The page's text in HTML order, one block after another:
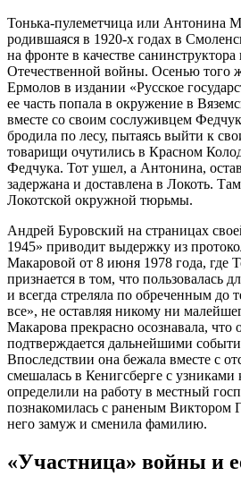
Тонька-пулеметчица или Антонина
родившаяся в 1920-х годах в
на фронте в качестве
Отечественной войны. Осенью того
Ермолов в издании «Русское
ее часть попала в окружение в
вместе со своим сослуживцем
бродила по лесу, пытаясь выйти к
товарищи очутились в Красном
Федчука. Тот ушел, а Антонина,
задержана и доставлена в Локоть.
Локотской окружной тюрьмы.
Андрей Буровский на страницах
1945» приводит выдержку из
Макаровой от 8 июня 1978 года, где
признается в том, что пользовалась
и всегда стреляла по обреченным до
все», не оставляя никому ни
Макарова прекрасно осознавала, что
подтверждается дальнейшими
Впоследствии она бежала вместе с
смешалась в Кенигсберге с узниками
определили на работу в местный
познакомилась с раненым Виктором
него замуж и сменила фамилию.
«Участница» войны и